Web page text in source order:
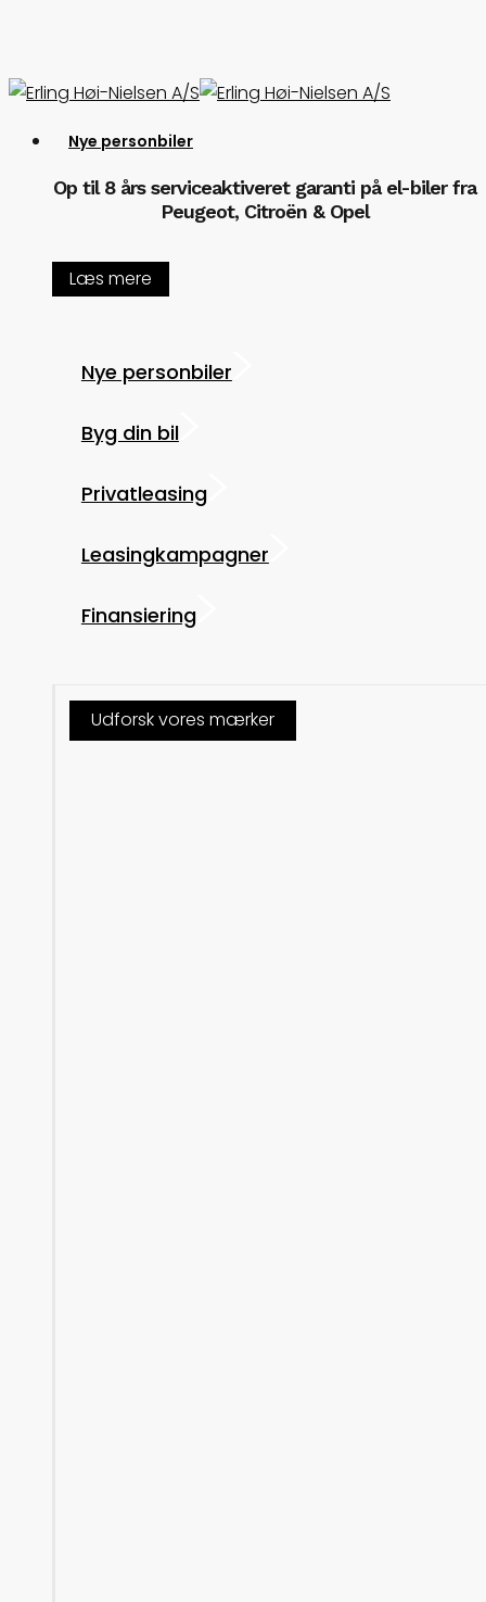
main
Menu
Nye personbiler
Op til 8 års serviceaktiveret garanti på el-biler fra
Peugeot, Citroën & Opel
Læs mere
Nye personbiler
Byg din bil
Privatleasing
Leasingkampagner
Finansiering
Udforsk vores mærker